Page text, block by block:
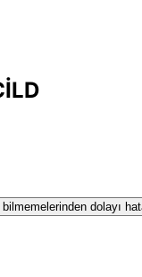
bilmemelerinden dolayı